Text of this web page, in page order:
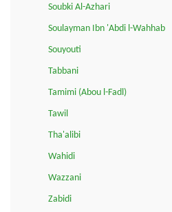
Soubki Al-Azhari
Soulayman Ibn 'Abdi l-Wahhab
Souyouti
Tabbani
Tamimi (Abou l-Fadl)
Tawil
Tha'alibi
Wahidi
Wazzani
Zabidi